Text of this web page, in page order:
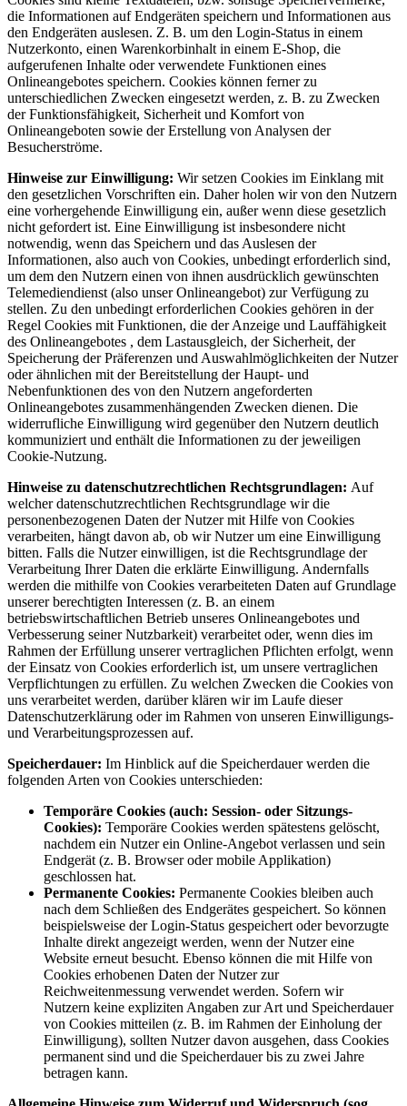
die Informationen auf Endgeräten speichern und Informationen aus
den Endgeräten auslesen. Z. B. um den Login-Status in einem
Nutzerkonto, einen Warenkorbinhalt in einem E-Shop, die
aufgerufenen Inhalte oder verwendete Funktionen eines
Onlineangebotes speichern. Cookies können ferner zu
unterschiedlichen Zwecken eingesetzt werden, z. B. zu Zwecken
der Funktionsfähigkeit, Sicherheit und Komfort von
Onlineangeboten sowie der Erstellung von Analysen der
Besucherströme.
Hinweise zur Einwilligung: Wir setzen Cookies im Einklang mit
den gesetzlichen Vorschriften ein. Daher holen wir von den Nutzern
eine vorhergehende Einwilligung ein, außer wenn diese gesetzlich
nicht gefordert ist. Eine Einwilligung ist insbesondere nicht
notwendig, wenn das Speichern und das Auslesen der
Informationen, also auch von Cookies, unbedingt erforderlich sind,
um dem den Nutzern einen von ihnen ausdrücklich gewünschten
Telemediendienst (also unser Onlineangebot) zur Verfügung zu
stellen. Zu den unbedingt erforderlichen Cookies gehören in der
Regel Cookies mit Funktionen, die der Anzeige und Lauffähigkeit
des Onlineangebotes , dem Lastausgleich, der Sicherheit, der
Speicherung der Präferenzen und Auswahlmöglichkeiten der Nutzer
oder ähnlichen mit der Bereitstellung der Haupt- und
Nebenfunktionen des von den Nutzern angeforderten
Onlineangebotes zusammenhängenden Zwecken dienen. Die
widerrufliche Einwilligung wird gegenüber den Nutzern deutlich
kommuniziert und enthält die Informationen zu der jeweiligen
Cookie-Nutzung.
Hinweise zu datenschutzrechtlichen Rechtsgrundlagen: Auf
welcher datenschutzrechtlichen Rechtsgrundlage wir die
personenbezogenen Daten der Nutzer mit Hilfe von Cookies
verarbeiten, hängt davon ab, ob wir Nutzer um eine Einwilligung
bitten. Falls die Nutzer einwilligen, ist die Rechtsgrundlage der
Verarbeitung Ihrer Daten die erklärte Einwilligung. Andernfalls
werden die mithilfe von Cookies verarbeiteten Daten auf Grundlage
unserer berechtigten Interessen (z. B. an einem
betriebswirtschaftlichen Betrieb unseres Onlineangebotes und
Verbesserung seiner Nutzbarkeit) verarbeitet oder, wenn dies im
Rahmen der Erfüllung unserer vertraglichen Pflichten erfolgt, wenn
der Einsatz von Cookies erforderlich ist, um unsere vertraglichen
Verpflichtungen zu erfüllen. Zu welchen Zwecken die Cookies von
uns verarbeitet werden, darüber klären wir im Laufe dieser
Datenschutzerklärung oder im Rahmen von unseren Einwilligungs-
und Verarbeitungsprozessen auf.
Speicherdauer: Im Hinblick auf die Speicherdauer werden die
folgenden Arten von Cookies unterschieden:
Temporäre Cookies (auch: Session- oder Sitzungs-
Cookies): Temporäre Cookies werden spätestens gelöscht,
nachdem ein Nutzer ein Online-Angebot verlassen und sein
Endgerät (z. B. Browser oder mobile Applikation)
geschlossen hat.
Permanente Cookies: Permanente Cookies bleiben auch
nach dem Schließen des Endgerätes gespeichert. So können
beispielsweise der Login-Status gespeichert oder bevorzugte
Inhalte direkt angezeigt werden, wenn der Nutzer eine
Website erneut besucht. Ebenso können die mit Hilfe von
Cookies erhobenen Daten der Nutzer zur
Reichweitenmessung verwendet werden. Sofern wir
Nutzern keine expliziten Angaben zur Art und Speicherdauer
von Cookies mitteilen (z. B. im Rahmen der Einholung der
Einwilligung), sollten Nutzer davon ausgehen, dass Cookies
permanent sind und die Speicherdauer bis zu zwei Jahre
betragen kann.